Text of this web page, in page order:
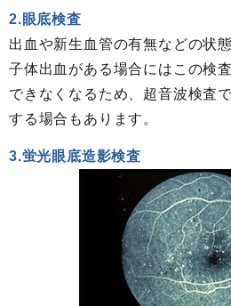
2.眼底検査
出血や新生血管の有無などの状
子体出血がある場合にはこの検
できなくなるため、超音波検査
する場合もあります。
3.蛍光眼底造影検査